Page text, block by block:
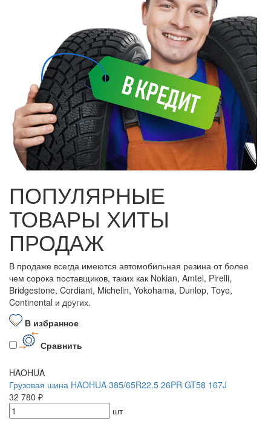
ПОПУЛЯРНЫЕ
ТОВАРЫ ХИТЫ
ПРОДАЖ
В продаже всегда имеются автомобильная резина от более
чем сорока поставщиков, таких как Nokian, Amtel, Pirelli,
Bridgestone, Cordiant, Michelin, Yokohama, Dunlop, Toyo,
Continental и других.
В избранное
Сравнить
HAOHUA
Грузовая шина HAOHUA 385/65R22.5 26PR GT58 167J
32 780 ₽
шт